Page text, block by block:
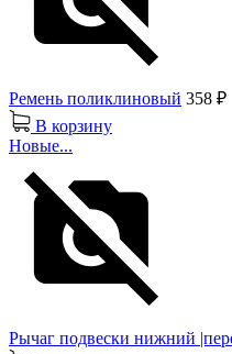
Ремень поликлиновый 358 ₽
В корзину
Новые...
Рычаг подвески нижний